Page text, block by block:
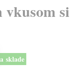
vkusom si
sklade